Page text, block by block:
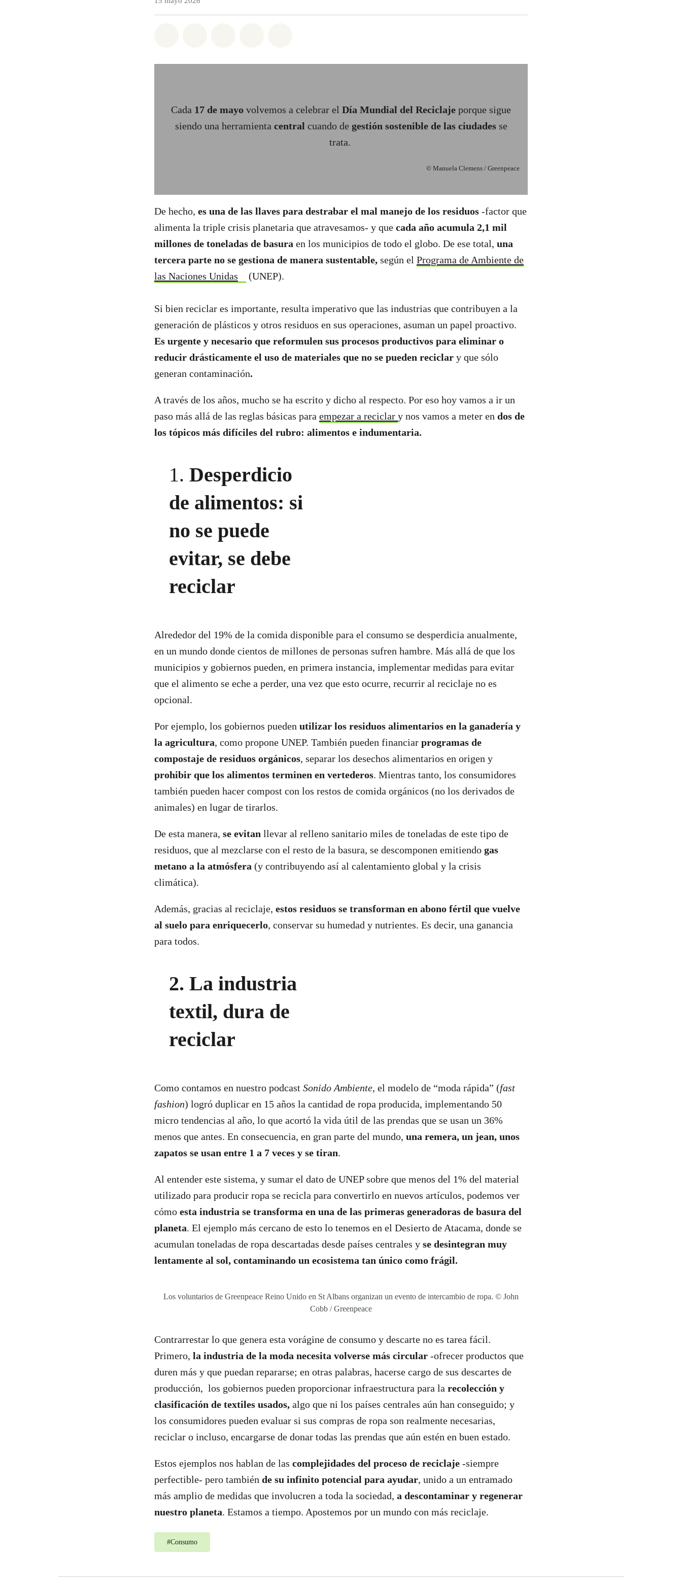
Cada 17 de mayo volvemos a celebrar el Día Mundial del Reciclaje porque sigue
siendo una herramienta central cuando de gestión sostenible de las ciudadesse
trata.
© Manuela Clemens / Greenpeace
De hecho, es una de las llaves para destrabar el mal manejo de los residuos -factor que
alimenta la triple crisis planetaria que atravesamos- y que cada año acumula 2,1 mil
millones de toneladas de basura en los municipios de todo el globo. De ese total, una
tercera parte no se gestiona de manera sustentable, según el Programa de Ambiente de
las Naciones Unidas
(UNEP).
Si bien reciclar es importante, resulta imperativo que las industrias que contribuyen a la
generación de plásticos y otros residuos en sus operaciones, asuman un papel proactivo.
Es urgente y necesario que reformulen sus procesos productivos para eliminar o
reducir drásticamente el uso de materiales que no se pueden reciclar y que sólo
generan contaminación.
A través de los años, mucho se ha escrito y dicho al respecto. Por eso hoy vamos a ir un
paso más allá de las reglas básicas para empezar a reciclar y nos vamos a meter en dos de
los tópicos más difíciles del rubro: alimentos e indumentaria.
1.Desperdicio
de alimentos: si
no se puede
evitar, se debe
reciclar
Alrededor del 19% de la comida disponible para el consumo se desperdicia anualmente,
en un mundo donde cientos de millones de personas sufren hambre. Más allá de que los
municipios y gobiernos pueden, en primera instancia, implementar medidas para evitar
que el alimento se eche a perder, una vez que esto ocurre, recurrir al reciclaje no es
opcional.
Por ejemplo, los gobiernos pueden utilizar los residuos alimentarios en la ganadería y
la agricultura, como propone UNEP. También pueden financiar programas de
compostaje de residuos orgánicos, separar los desechos alimentarios en origen y
prohibir que los alimentos terminen en vertederos. Mientras tanto, los consumidores
también pueden hacer compost con los restos de comida orgánicos (no los derivados de
animales) en lugar de tirarlos.
De esta manera, se evitan llevar al relleno sanitario miles de toneladas de este tipo de
residuos, que al mezclarse con el resto de la basura, se descomponen emitiendo gas
metano a la atmósfera (y contribuyendo así al calentamiento global y la crisis
climática).
Además, gracias al reciclaje, estos residuos se transforman en abono fértil que vuelve
al suelo para enriquecerlo, conservar su humedad y nutrientes. Es decir, una ganancia
para todos.
2. La industria
textil, dura de
reciclar
Como contamos en nuestro podcast Sonido Ambiente, el modelo de “moda rápida” (fast
fashion) logró duplicar en 15 años la cantidad de ropa producida, implementando 50
micro tendencias al año, lo que acortó la vida útil de las prendas que se usan un 36%
menos que antes. En consecuencia, en gran parte del mundo, una remera, un jean, unos
zapatos se usan entre 1 a 7 veces y se tiran.
Al entender este sistema, y sumar el dato de UNEP sobre que menos del 1% del material
utilizado para producir ropa se recicla para convertirlo en nuevos artículos, podemos ver
cómo esta industria se transforma en una de las primeras generadoras de basura del
planeta. El ejemplo más cercano de esto lo tenemos en el Desierto de Atacama, donde se
acumulan toneladas de ropa descartadas desde países centrales y se desintegran muy
lentamente al sol, contaminando un ecosistema tan único como frágil.
Los voluntarios de Greenpeace Reino Unido en St Albans organizan un evento de intercambio de ropa. © John
Cobb / Greenpeace
Contrarrestar lo que genera esta vorágine de consumo y descarte no es tarea fácil.
Primero, la industria de la moda necesita volverse más circular -ofrecer productos que
duren más y que puedan repararse; en otras palabras, hacerse cargo de sus descartes de
producción, los gobiernos pueden proporcionar infraestructura para la recolección y
clasificación de textiles usados, algo que ni los países centrales aún han conseguido; y
los consumidores pueden evaluar si sus compras de ropa son realmente necesarias,
reciclar o incluso, encargarse de donar todas las prendas que aún estén en buen estado.
Estos ejemplos nos hablan de las complejidades del proceso de reciclaje -siempre
perfectible- pero también de su infinito potencial para ayudar, unido a un entramado
más amplio de medidas que involucren a toda la sociedad, a descontaminar y regenerar
nuestro planeta. Estamos a tiempo. Apostemos por un mundo con más reciclaje.
#Consumo